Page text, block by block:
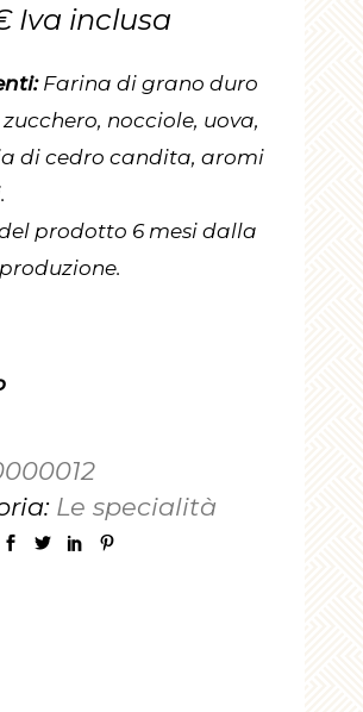
Iva inclusa
Farina di grano duro
zucchero, nocciole, uova,
di cedro candita, aromi
prodotto 6 mesi dalla
Le specialità